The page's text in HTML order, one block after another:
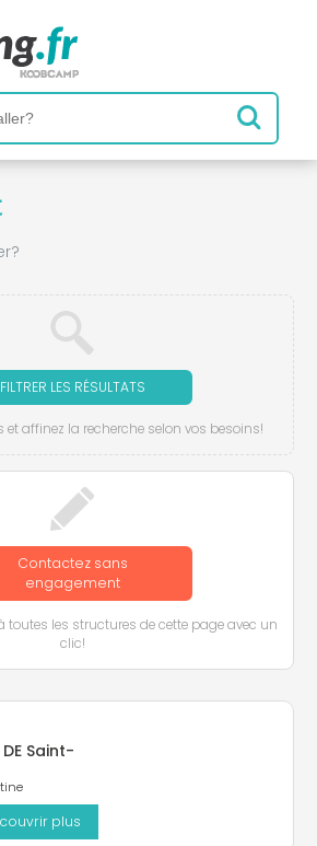
FILTRER LES RÉSULTATS
et affinez la recherche selon vos besoins!
Contactez sans
engagement
toutes les structures de cette page avec un
clic!
Saint-
plus